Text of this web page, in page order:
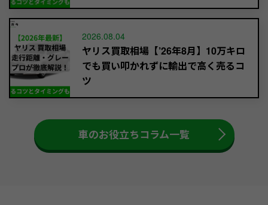
2026.08.04
ヤリス買取相場【’26年8月】10万キロ
でも買い叩かれずに輸出で高く売るコ
ツ
車のお役立ちコラム一覧